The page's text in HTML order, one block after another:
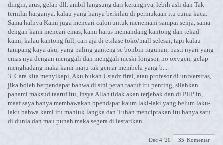
dingin, arus, gelap dll. ambil langsung dari kerangnya, lebih asli dan Tak
ternilai harganya. kalau yang hanya berkilau di permukaan itu cuma kaca.
Sama halnya Kami juga mencari calon untuk menemani sampai senja, sama
dengan kami mencari emas, kami harus memandang kantong dan tekad
kami, kalau kantong full, cari aja di etalase toko/mall selesai, tapi kalau
tampang kaya aku, yang paling ganteng se bonbin ragunan, pasti nyari yang
emas nya dengan menggali dan menggali meski longsor, no oxygen, gelap
menghadang maka kami maju tak gentar membela yang b....
3. Cara kita menyikapi, Aku bukan Ustadz firal, atau profesor di universitas,
jika boleh berpendapat bahwa di sini peran taaruf itu penting, silahkan
pahami maksud taaruf itu, Insya Allah tidak akan terjebak dan di PHP in,
maaf saya hanya membawakan bpendapat kaum laki-laki yang belum laku-
laku bahwa kami itu mahluk langka dan Tuhan menciptakan itu hanya satu
di dunia dan mau punah maka segera di lestarikan.
Dec 4 '20 35 Komentar